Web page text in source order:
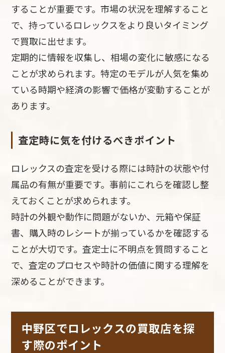
することが重要です。市場の状況を理解すること
で、持っているロレックスをより良いタイミング
で買取に出せます。
定期的に情報を収集し、相場の変化に敏感になる
ことが求められます。特定のモデルが人気を集め
ている時期や経済の影響で価格が変動することが
あります。
査定時に気を付けるべきポイント
ロレックスの査定を受ける際には時計の状態や付
属品の有無が重要です。事前にこれらを確認し整
えておくことが求められます。
時計の外観や動作に問題がないか、元箱や保証
書、購入時のレシートが揃っているかを確認する
ことが大切です。査定士に不明点を質問すること
で、査定のプロセスや時計の価値に関する理解を
深めることができます。
中野区でロレックスの買取店を探
す際のポイント